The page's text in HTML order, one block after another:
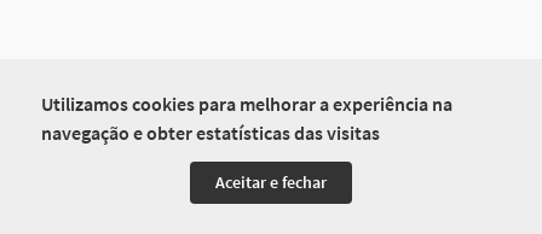
Utilizamos cookies para melhorar a experiência na
navegação e obter estatísticas das visitas
Aceitar e fechar